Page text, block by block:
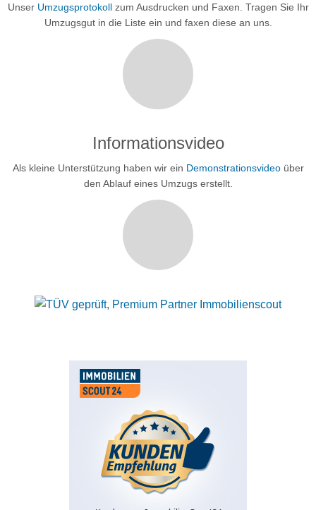
Unser Umzugsprotokollzum Ausdrucken und Faxen. Tragen Sie Ihr
Umzugsgut in die Liste ein und faxen diese an uns.
Informationsvideo
Als kleine Unterstützung haben wir ein Demonstrationsvideoüber
den Ablauf eines Umzugs erstellt.